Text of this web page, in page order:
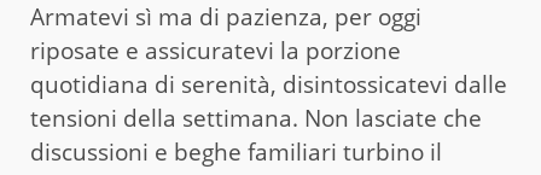
Armatevi sì ma di pazienza, per oggi
riposate e assicuratevi la porzione
quotidiana di serenità, disintossicatevi dalle
tensioni della settimana. Non lasciate che
discussioni e beghe familiari turbino il